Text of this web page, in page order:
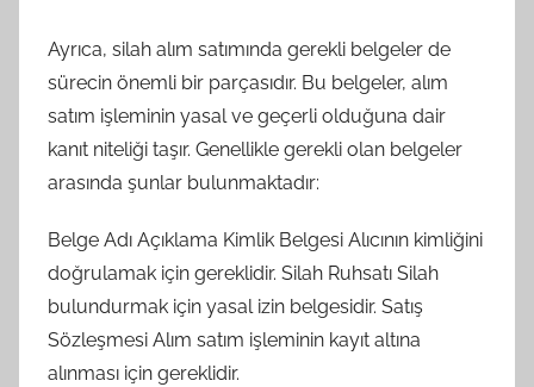
Ayrıca, silah alım satımında gerekli belgeler de
sürecin önemli bir parçasıdır. Bu belgeler, alım
satım işleminin yasal ve geçerli olduğuna dair
kanıt niteliği taşır. Genellikle gerekli olan belgeler
arasında şunlar bulunmaktadır:
Belge Adı Açıklama Kimlik Belgesi Alıcının kimliğini
doğrulamak için gereklidir. Silah Ruhsatı Silah
bulundurmak için yasal izin belgesidir. Satış
Sözleşmesi Alım satım işleminin kayıt altına
alınması için gereklidir.